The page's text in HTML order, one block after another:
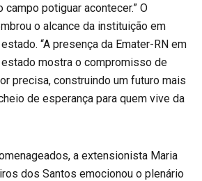
potiguar acontecer.” O
o alcance da instituição em
“A presença da Emater-RN em
mostra o compromisso de
precisa, construindo um futuro mais
de esperança para quem vive da
a extensionista Maria
dos Santos emocionou o plenário